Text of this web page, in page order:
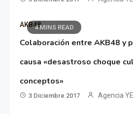
4 MINS READ
AKB48
Colaboración entre AKB48 y
causa «desastroso choque
conceptos»
3 Diciembre 2017 Agencia